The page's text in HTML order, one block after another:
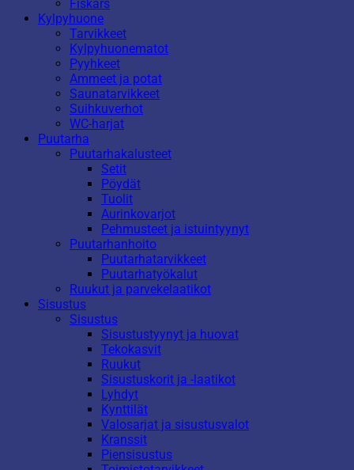
Fiskars
Kylpyhuone
Tarvikkeet
Kylpyhuonematot
Pyyhkeet
Ammeet ja potat
Saunatarvikkeet
Suihkuverhot
WC-harjat
Puutarha
Puutarhakalusteet
Setit
Pöydät
Tuolit
Aurinkovarjot
Pehmusteet ja istuintyynyt
Puutarhanhoito
Puutarhatarvikkeet
Puutarhatyökalut
Ruukut ja parvekelaatikot
Sisustus
Sisustus
Sisustustyynyt ja huovat
Tekokasvit
Ruukut
Sisustuskorit ja -laatikot
Lyhdyt
Kynttilät
Valosarjat ja sisustusvalot
Kranssit
Piensisustus